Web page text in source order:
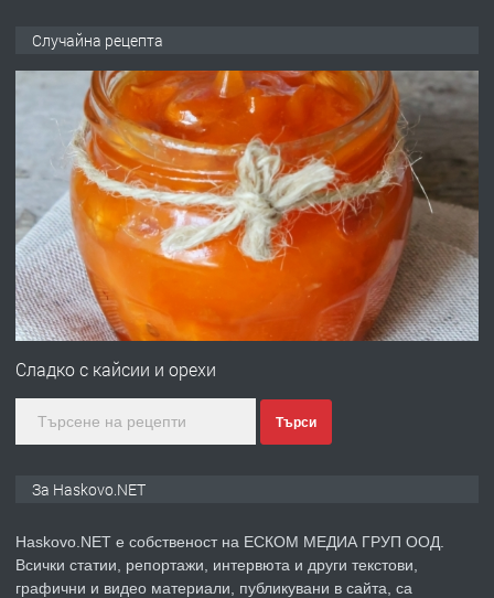
АПАРТАМЕНТ В ЦЕНТЪРА НА ГР.
ХАСКОВО
преди 3 дни
ПРЕДЛАГА Давам гараж под наем
преди 3 дни
ПРЕДЛАГА
№4120 Магазин/Офис под наем в кв.
градската градина!
преди 4 дни
Случайна рецепта
Сладко с кайсии и орехи
Търси
За Haskovo.NET
Haskovo.NET е собственост на ЕСКОМ МЕДИА ГРУП ООД.
Всички статии, репортажи, интервюта и други текстови,
графични и видео материали, публикувани в сайта, са